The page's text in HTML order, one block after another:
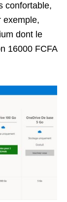
confortable,
exemple,
dont le
16000 FCFA